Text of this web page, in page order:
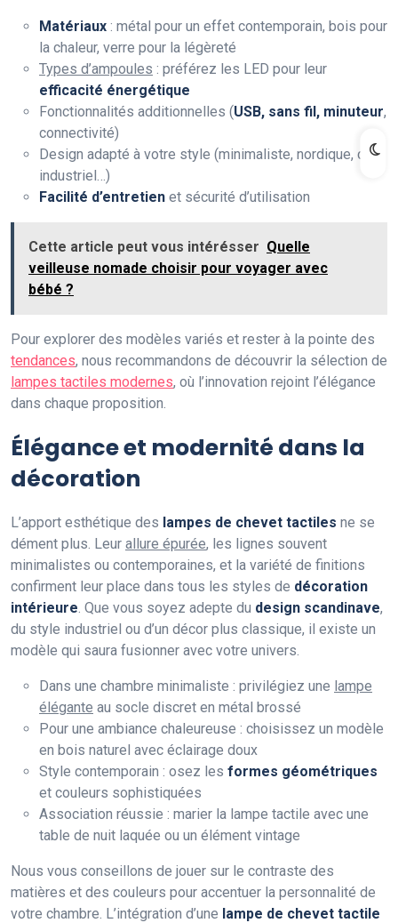
Matériaux : métal pour un effet contemporain, bois pour
la chaleur, verre pour la légèreté
Types d’ampoules : préférez les LED pour leur
efficacité énergétique
Fonctionnalités additionnelles (USB, sans fil, minuteur,
connectivité)
Design adapté à votre style (minimaliste, nordique, chic,
industriel…)
Facilité d’entretien et sécurité d’utilisation
Cette article peut vous intérésser Quelle
veilleuse nomade choisir pour voyager avec
bébé ?
Pour explorer des modèles variés et rester à la pointe des
tendances, nous recommandons de découvrir la sélection de
lampes tactiles modernes, où l’innovation rejoint l’élégance
dans chaque proposition.
Élégance et modernité dans la
décoration
L’apport esthétique des lampes de chevet tactiles ne se
dément plus. Leur allure épurée, les lignes souvent
minimalistes ou contemporaines, et la variété de finitions
confirment leur place dans tous les styles de décoration
intérieure . Que vous soyez adepte du design scandinave,
du style industriel ou d’un décor plus classique, il existe un
modèle qui saura fusionner avec votre univers.
Dans une chambre minimaliste : privilégiez une lampe
élégante au socle discret en métal brossé
Pour une ambiance chaleureuse : choisissez un modèle
en bois naturel avec éclairage doux
Style contemporain : osez les formes géométriques
et couleurs sophistiquées
Association réussie : marier la lampe tactile avec une
table de nuit laquée ou un élément vintage
Nous vous conseillons de jouer sur le contraste des
matières et des couleurs pour accentuer la personnalité de
votre chambre. L’intégration d’une lampe de chevet tactile